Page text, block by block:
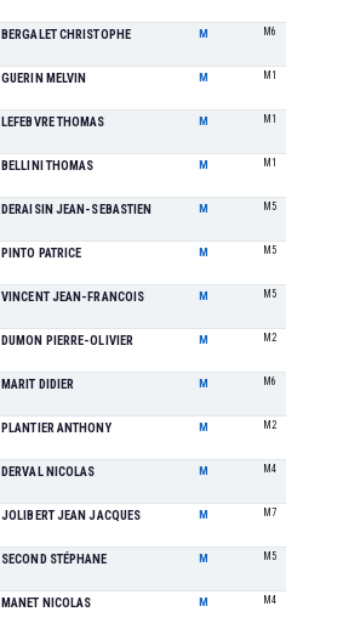
BERGALET CHRISTOPHE M M6
GUERIN MELVIN M M1
LEFEBVRE THOMAS M M1
BELLINI THOMAS M M1
DERAISIN JEAN-SEBASTIEN M M5
PINTO PATRICE M M5
VINCENT JEAN-FRANCOIS M M5
DUMON PIERRE-OLIVIER M M2
MARIT DIDIER M M6
PLANTIER ANTHONY M M2
DERVAL NICOLAS M M4
JOLIBERT JEAN JACQUES M M7
SECOND STÉPHANE M M5
MANET NICOLAS M M4